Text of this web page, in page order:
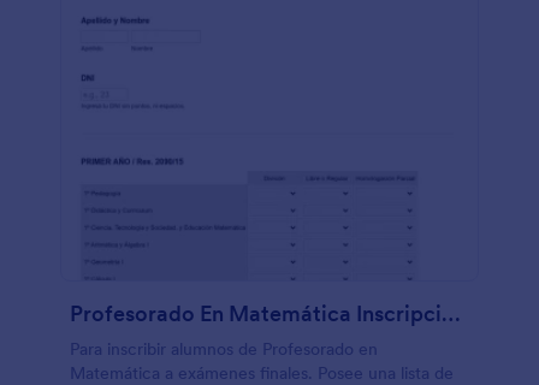
Profesorado En Matemática Inscripción A Exámenes Finales
Para inscribir alumnos de Profesorado en
Matemática a exámenes finales. Posee una lista de